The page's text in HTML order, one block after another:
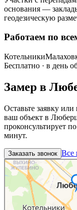
основания —
геодезическую
Работаем по
Котельники
Бесплатно · в день
Замер в
Оставьте заявку
ваш объект в
проконсультирует
минут.
Заказать звонок Все